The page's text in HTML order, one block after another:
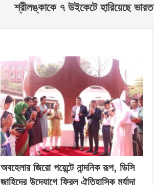
শ্রীলঙ্কাকে ৭ উইকেটে হারিয়েছে ভারত
অবহেলার জিরো পয়েন্টে নান্দনিক রূপ, ডিসি